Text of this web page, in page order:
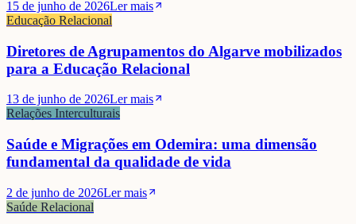
15 de junho de 2026Ler mais
Educação Relacional
Diretores de Agrupamentos do Algarve mobilizados
para a Educação Relacional
13 de junho de 2026Ler mais
Relações Interculturais
Saúde e Migrações em Odemira: uma dimensão
fundamental da qualidade de vida
2 de junho de 2026Ler mais
Saúde Relacional